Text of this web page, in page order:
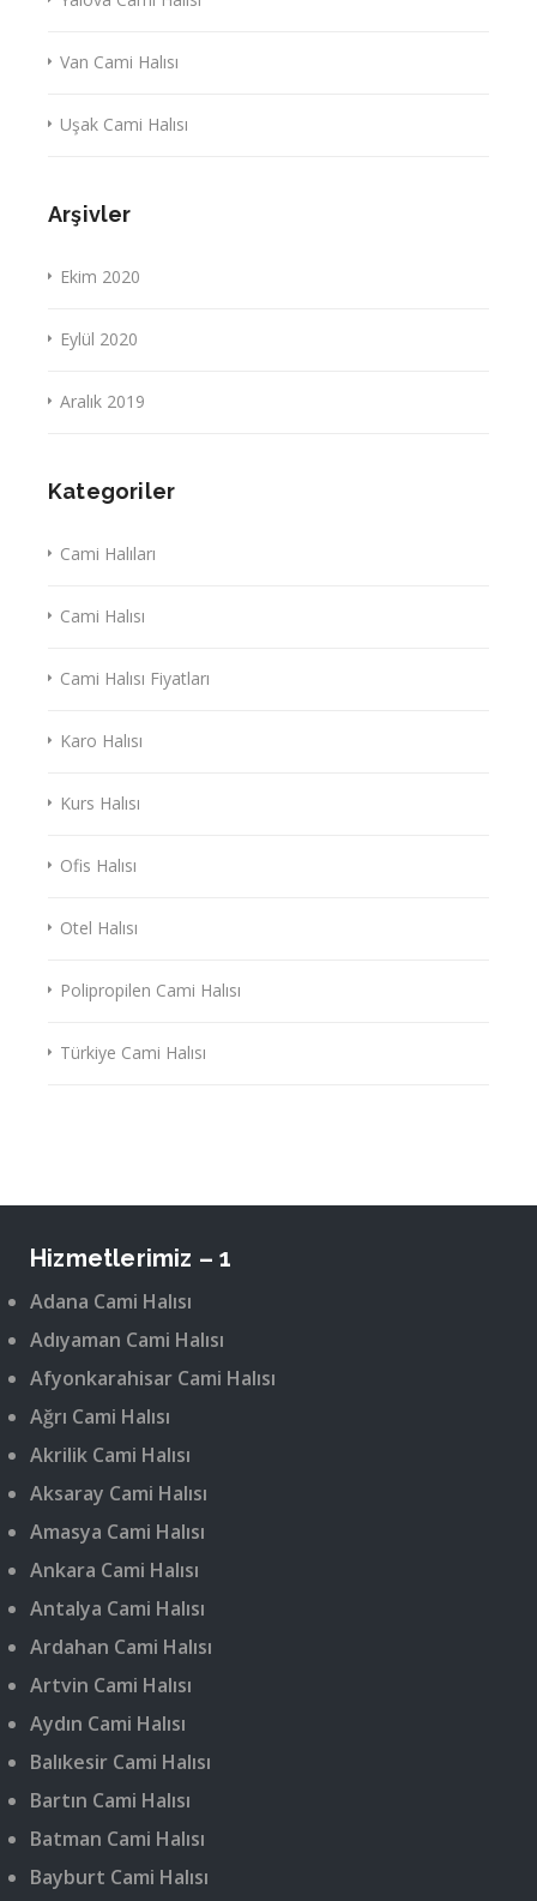
Van Cami Halısı
Uşak Cami Halısı
Arşivler
Ekim 2020
Eylül 2020
Aralık 2019
Kategoriler
Cami Halıları
Cami Halısı
Cami Halısı Fiyatları
Karo Halısı
Kurs Halısı
Ofis Halısı
Otel Halısı
Polipropilen Cami Halısı
Türkiye Cami Halısı
Hizmetlerimiz – 1
Adana Cami Halısı
Adıyaman Cami Halısı
Afyonkarahisar Cami Halısı
Ağrı Cami Halısı
Akrilik Cami Halısı
Aksaray Cami Halısı
Amasya Cami Halısı
Ankara Cami Halısı
Antalya Cami Halısı
Ardahan Cami Halısı
Artvin Cami Halısı
Aydın Cami Halısı
Balıkesir Cami Halısı
Bartın Cami Halısı
Batman Cami Halısı
Bayburt Cami Halısı